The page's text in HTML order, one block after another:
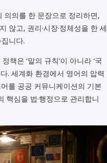
의의를 한 문장으로 정리하면,
않고, 권리·시장·정체성을 한 세
니다.
책은 ‘말의 규칙’이 아니라 ‘국
. 세계화 환경에서 영어의 압력
를 공공 커뮤니케이션의 기본
핵심을 법·행정으로 관리합니